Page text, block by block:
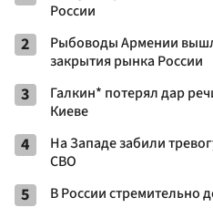
России
2
Рыбоводы Армении
закрытия рынка России
3
Галкин* потерял дар
Киеве
4
На Западе забили
СВО
5 В России стремительно